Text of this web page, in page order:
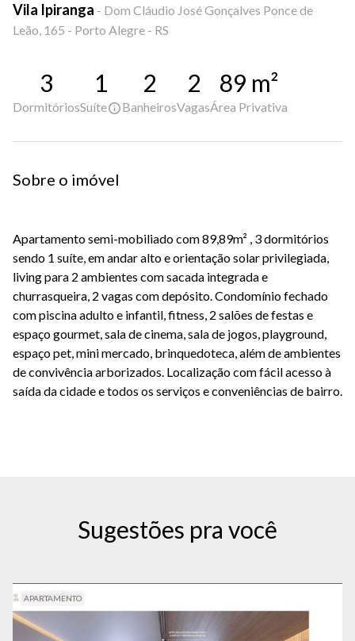
Vila Ipiranga - Dom Cláudio José Gonçalves Ponce de
Leão, 165 - Porto Alegre - RS
3
Dormitórios
1
Suíte
2
Banheiros
2
Vagas
89 m²
Área Privativa
Sobre o imóvel
Apartamento semi-mobiliado com 89,89m² , 3 dormitórios
sendo 1 suíte, em andar alto e orientação solar privilegiada,
living para 2 ambientes com sacada integrada e
churrasqueira, 2 vagas com depósito. Condomínio fechado
com piscina adulto e infantil, fitness, 2 salões de festas e
espaço gourmet, sala de cinema, sala de jogos, playground,
espaço pet, mini mercado, brinquedoteca, além de ambientes
de convivência arborizados. Localização com fácil acesso à
saída da cidade e todos os serviços e conveniências de bairro.
Sugestões pra você
APARTAMENTO